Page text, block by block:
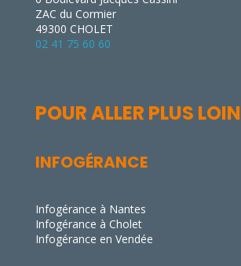
ZAC du Cormier
49300 CHOLET
02 41 75 60 60
POUR ALLER PLUS LOIN
INFOGÉRANCE
Infogérance à Nantes
Infogérance à Cholet
Infogérance en Vendée